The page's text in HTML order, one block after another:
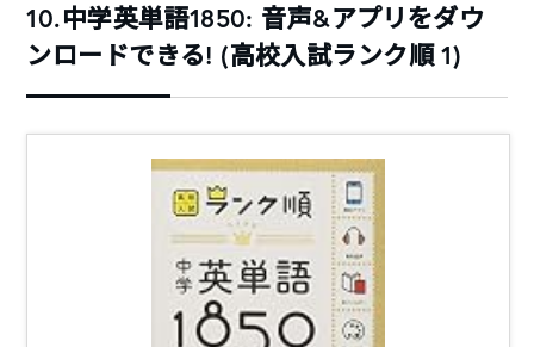
10.中学英単語1850: 音声&アプリをダウ
ンロードできる! (高校入試ランク順 1)